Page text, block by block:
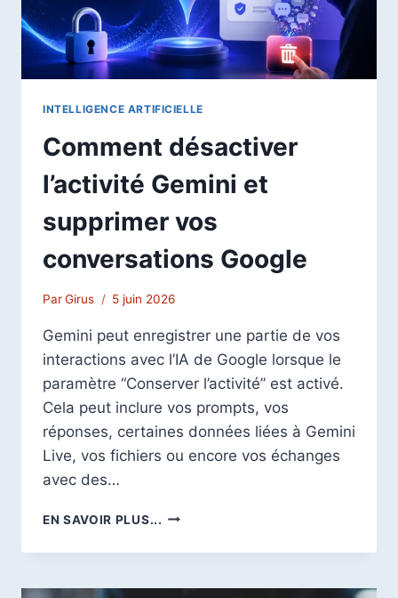
INTELLIGENCE ARTIFICIELLE
Comment désactiver
l’activité Gemini et
supprimer vos
conversations Google
ParGirus 5 juin 2026
Gemini peut enregistrer une partie de vos
interactions avec l’IA de Google lorsque le
paramètre “Conserver l’activité” est activé.
Cela peut inclure vos prompts, vos
réponses, certaines données liées à Gemini
Live, vos fichiers ou encore vos échanges
avec des…
EN SAVOIR PLUS... COMMENT
L’ACTIVITÉ
ET